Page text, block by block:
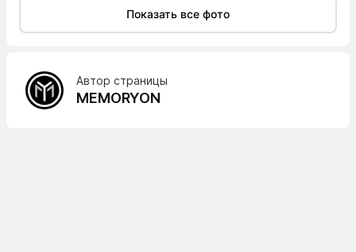
Показать все фото
Автор страницы
MEMORYON